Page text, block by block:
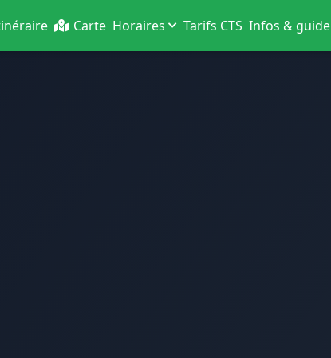
Carte Horaires Tarifs CTS Infos & guide